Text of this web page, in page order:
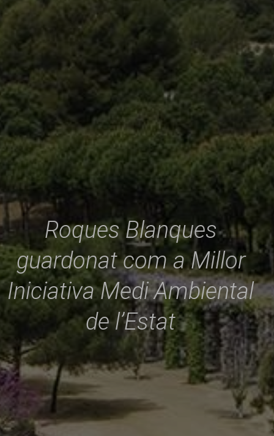
Roques Blanques
guardonat com a Millor
Iniciativa Medi Ambiental
de l’Estat